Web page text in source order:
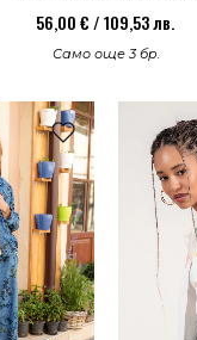
56,00 € / 109,53 лв.
Само още 3 бр.